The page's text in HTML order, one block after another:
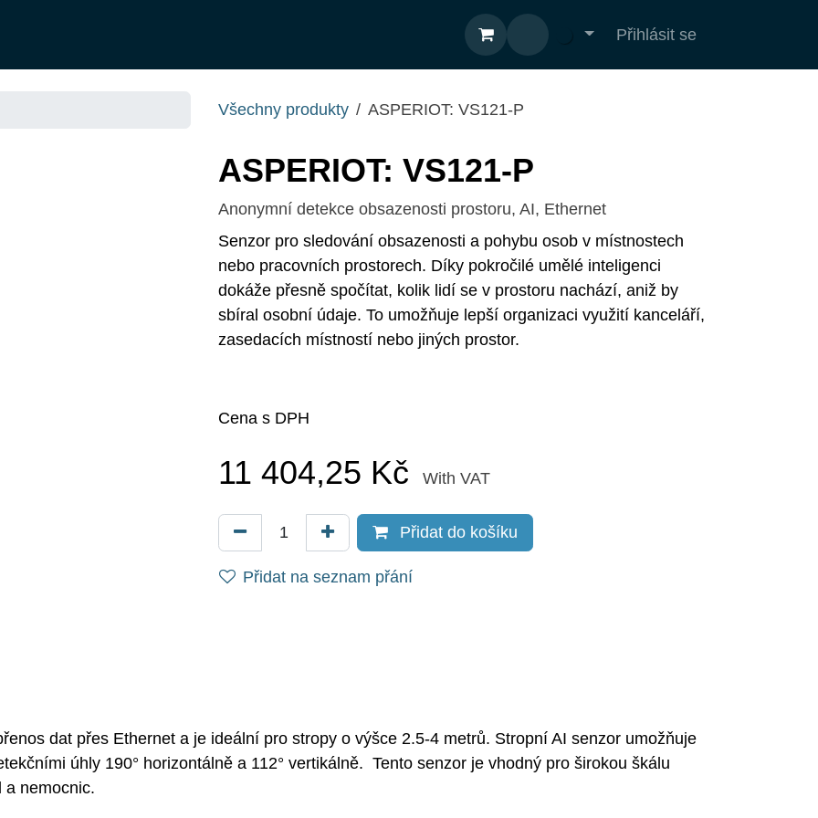
Přihlásit se
Všechny produkty ASPERIOT: VS121-P
ASPERIOT: VS121-P
Anonymní detekce obsazenosti prostoru, AI, Ethernet
Senzor pro sledování obsazenosti a pohybu osob v místnostech
nebo pracovních prostorech. Díky pokročilé umělé inteligenci
dokáže přesně spočítat, kolik lidí se v prostoru nachází, aniž by sbíral
osobní údaje. To umožňuje lepší organizaci využití kanceláří,
zasedacích místností nebo jiných prostor.
Cena s DPH
11 404,25 Kč With VAT
Přidat do košíku
Přidat na seznam přání
dat přes Ethernet a je ideální pro stropy o výšce 2.5-4 metrů. Stropní AI senzor umožňuje
úhly 190° horizontálně a 112° vertikálně. Tento senzor je vhodný pro širokou škálu
nemocnic.